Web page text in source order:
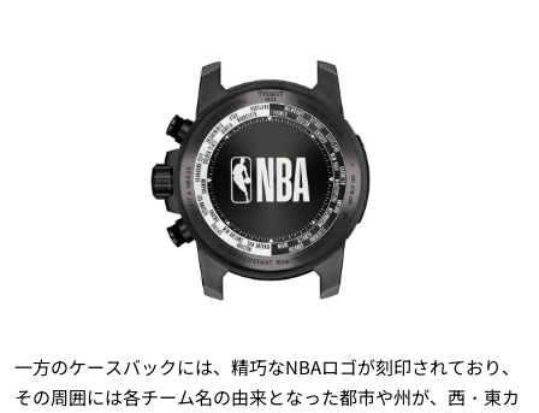
一方のケースバックには、精巧なNBAロゴが刻印されており、
その周囲には各チーム名の由来となった都市や州が、西・東カ